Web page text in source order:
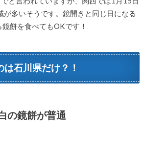
が多いそうです。鏡開きと同じ日になる
餅を食べてもOKです！
石川県だけ？！
の鏡餅が普通